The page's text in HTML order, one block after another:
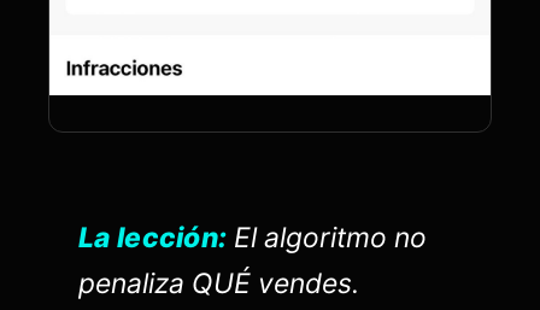
La lección: El algoritmo no
penaliza QUÉ vendes.